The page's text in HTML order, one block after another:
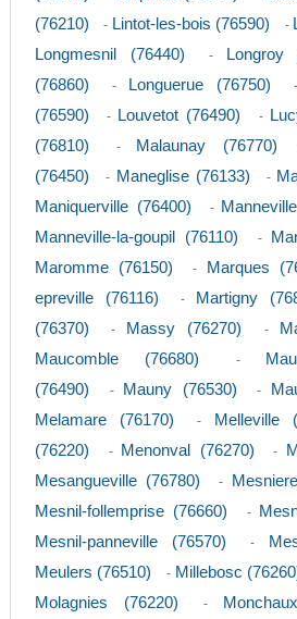
(76210)
- Lintot-les-bois (76590) -
Longmesnil (76440) - Longroy
(76860)
- Longuerue (76750)
(76590)
- Louvetot (76490) -
(76810)
- Malaunay (76770)
(76450)
- Maneglise (76133) -
Maniquerville (76400) -
Manneville-la-goupil (76110) -
Maromme (76150) - Marques
epreville (76116)
- Martigny
(76370)
- Massy (76270) -
Maucomble (76680) -
(76490)
- Mauny (76530) -
Melamare (76170) - Melleville
(76220)
- Menonval (76270) -
Mesangueville (76780) -
Mesnil-follemprise (76660) -
Mesnil-panneville (76570) -
Meulers (76510) - Millebosc
Molagnies (76220) -